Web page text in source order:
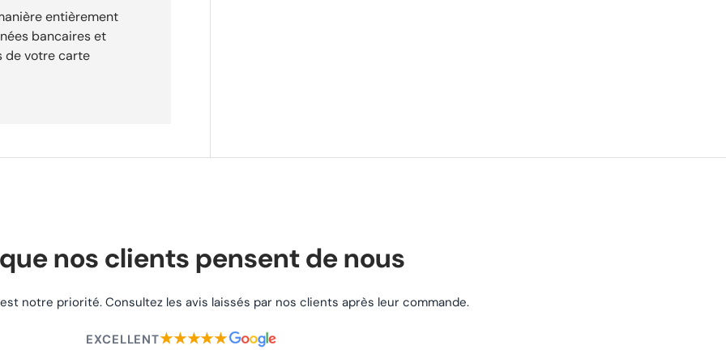
d'origine.
de livraison inclus dès la
entièrement
bancaires et
de votre carte
nos clients pensent de nous
notre priorité. Consultez les avis laissés par nos clients après leur commande.
EXCELLENT★★★★★